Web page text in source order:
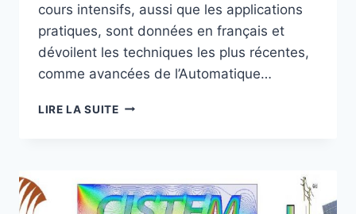
cours intensifs, aussi que les applications
pratiques, sont données en français et
dévoilent les techniques les plus récentes,
comme avancées de l’Automatique…
LIRE LA SUITEPARTICIPATION
ROUMAINE
EN